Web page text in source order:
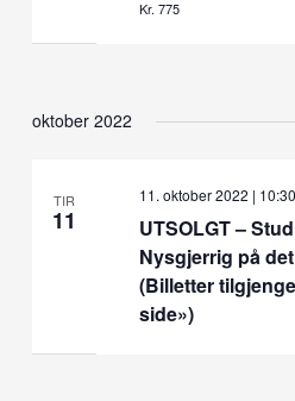
Kr. 775
oktober 2022
TIR
11
UTSOLGT –
Nysgjerrig på
(Billetter
side»)
11. oktober 2022 | 10:30